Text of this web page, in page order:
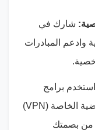
شارك في
وادعم المبادرات
استخدم برامج
الخاصة (VPN
)
من بصمتك